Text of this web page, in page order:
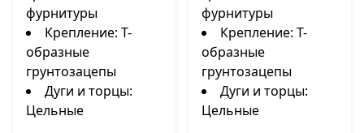
фурнитуры
Крепление: Т-
образные
грунтозацепы
Дуги и торцы:
Цельные
фурнитуры
Крепление: Т-
образные
грунтозацепы
Дуги и торцы:
Цельные